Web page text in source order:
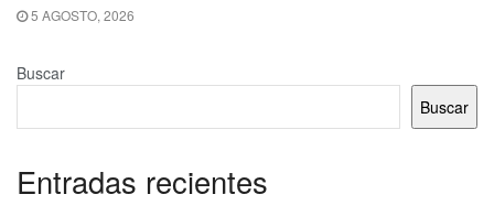
5 AGOSTO, 2026
Buscar
Buscar
Entradas recientes